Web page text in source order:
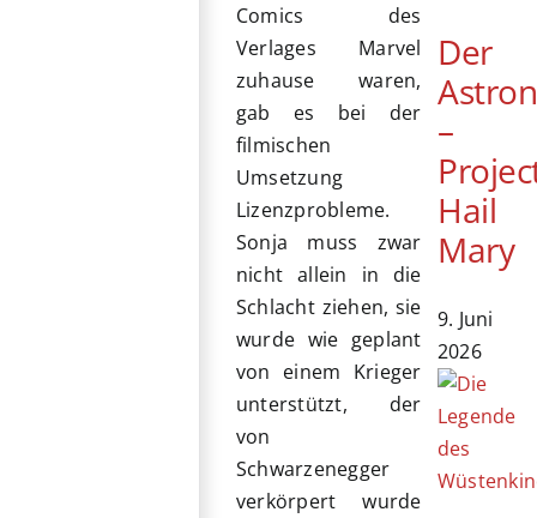
Comics des
Verlages Marvel
zuhause waren,
gab es bei der
filmischen
Umsetzung
Lizenzprobleme.
Sonja muss zwar
nicht allein in die
Schlacht ziehen, sie
wurde wie geplant
von einem Krieger
unterstützt, der
von
Schwarzenegger
verkörpert wurde
Der
–
Hail
Mary
9. Juni
2026